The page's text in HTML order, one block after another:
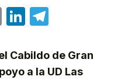
CopyLinkedIn
Cabildo de Gran
a la UD Las